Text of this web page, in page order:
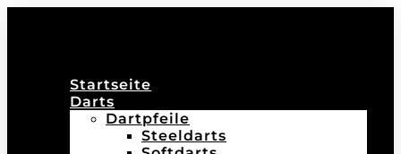
Startseite
Darts
Dartpfeile
Steeldarts